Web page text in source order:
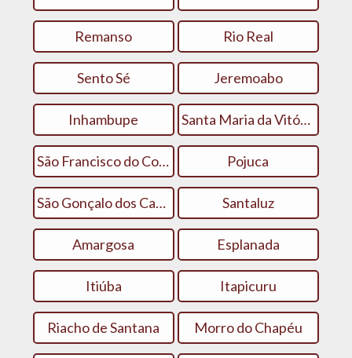
Remanso Rio Real
Sento Sé Jeremoabo
Inhambupe Santa Maria da Vitória
São Francisco do Conde Pojuca
São Gonçalo dos Campos Santaluz
Amargosa Esplanada
Itiúba Itapicuru
Riacho de Santana Morro do Chapéu